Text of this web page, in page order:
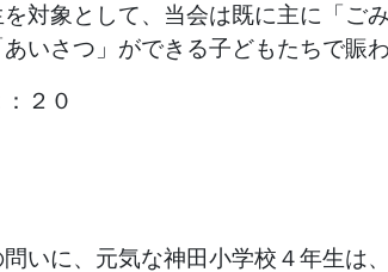
対象として、当会は既に主に「ご
いさつ」ができる子どもたちで賑わ
２０
いに、元気な神田小学校４年生は